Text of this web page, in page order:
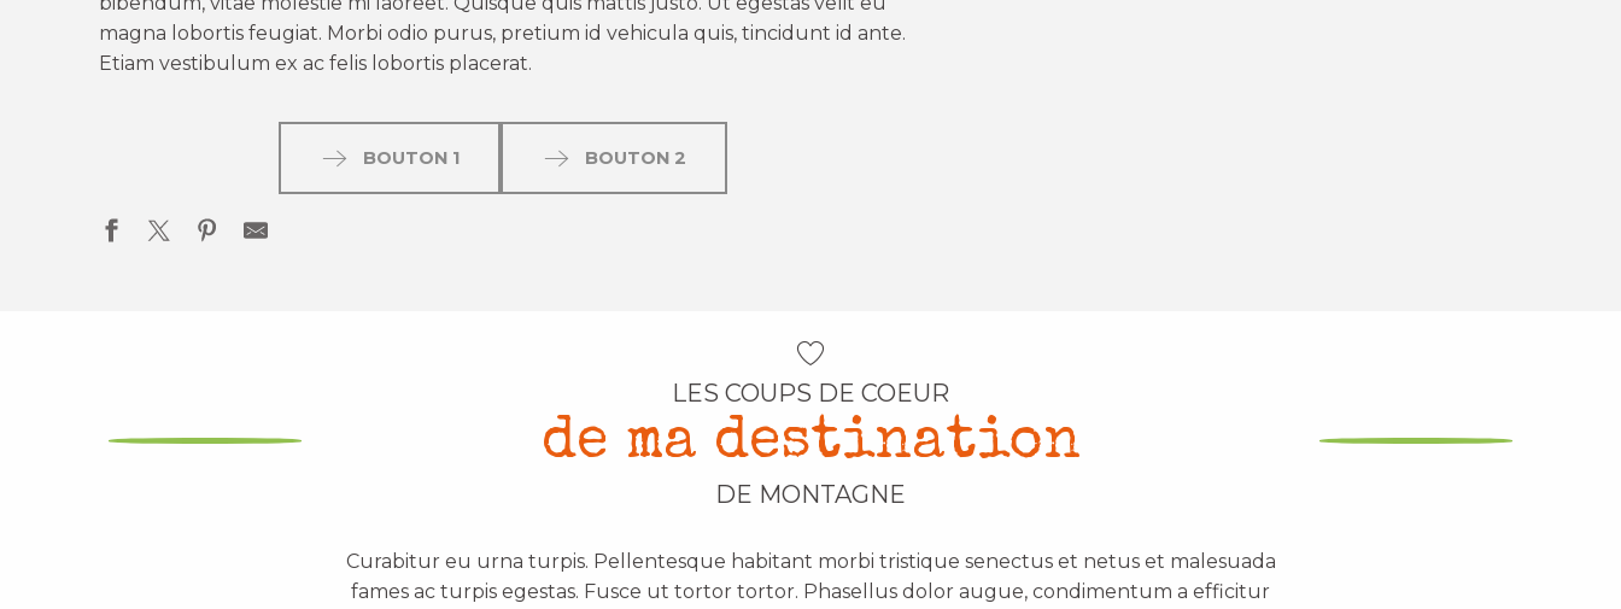
magna lobortis feugiat. Morbi odio purus, pretium id vehicula quis, tincidunt id ante.
Etiam vestibulum ex ac felis lobortis placerat.
BOUTON 1 BOUTON 2
LES COUPS DE COEUR
de ma destination
DE MONTAGNE
Curabitur eu urna turpis. Pellentesque habitant morbi tristique senectus et netus et malesuada
fames ac turpis egestas. Fusce ut tortor tortor. Phasellus dolor augue, condimentum a efficitur